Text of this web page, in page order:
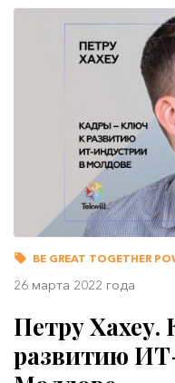
BE GREAT TOGETHER
26 марта 2022 года
Петру
развитию